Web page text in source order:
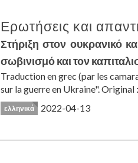
Ερωτήσεις και
Στήριξη στον ουκρανικό
σωβινισμό και τον
Traduction en grec (par les
sur la guerre en Ukraine".
ελληνικά 2022-04-13